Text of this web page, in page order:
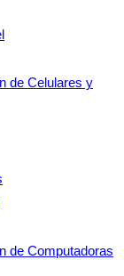
de Celulares y
de Computadoras